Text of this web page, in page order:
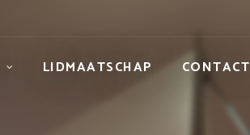
LIDMAATSCHAP CONTACT